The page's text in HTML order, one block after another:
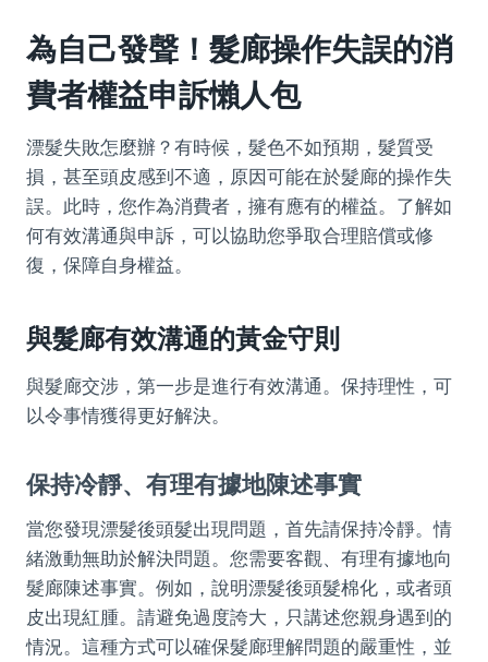
為自己發聲！髮廊操作失誤的消
費者權益申訴懶人包
漂髮失敗怎麼辦？有時候，髮色不如預期，髮質受
損，甚至頭皮感到不適，原因可能在於髮廊的操作失
誤。此時，您作為消費者，擁有應有的權益。了解如
何有效溝通與申訴，可以協助您爭取合理賠償或修
復，保障自身權益。
與髮廊有效溝通的黃金守則
與髮廊交涉，第一步是進行有效溝通。保持理性，可
以令事情獲得更好解決。
保持冷靜、有理有據地陳述事實
當您發現漂髮後頭髮出現問題，首先請保持冷靜。情
緒激動無助於解決問題。您需要客觀、有理有據地向
髮廊陳述事實。例如，說明漂髮後頭髮棉化，或者頭
皮出現紅腫。請避免過度誇大，只講述您親身遇到的
情況。這種方式可以確保髮廊理解問題的嚴重性，並